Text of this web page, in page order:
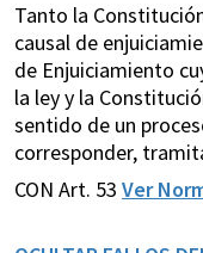
Tanto la
causal de
de Enjuiciamiento
la ley y la
sentido de un
corresponder,
CON Art. 53 Ver